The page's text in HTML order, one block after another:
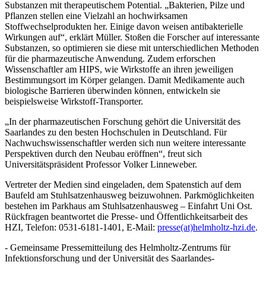
Substanzen mit therapeutischem Potential. „Bakterien, Pilze und
Pflanzen stellen eine Vielzahl an hochwirksamen
Stoffwechselprodukten her. Einige davon weisen antibakterielle
Wirkungen auf“, erklärt Müller. Stoßen die Forscher auf interessante
Substanzen, so optimieren sie diese mit unterschiedlichen Methoden
für die pharmazeutische Anwendung. Zudem erforschen
Wissenschaftler am HIPS, wie Wirkstoffe an ihren jeweiligen
Bestimmungsort im Körper gelangen. Damit Medikamente auch
biologische Barrieren überwinden können, entwickeln sie
beispielsweise Wirkstoff-Transporter.
„In der pharmazeutischen Forschung gehört die Universität des
Saarlandes zu den besten Hochschulen in Deutschland. Für
Nachwuchswissenschaftler werden sich nun weitere interessante
Perspektiven durch den Neubau eröffnen“, freut sich
Universitätspräsident Professor Volker Linneweber.
Vertreter der Medien sind eingeladen, dem Spatenstich auf dem
Baufeld am Stuhlsatzenhausweg beizuwohnen. Parkmöglichkeiten
bestehen im Parkhaus am Stuhlsatzenhausweg – Einfahrt Uni Ost.
Rückfragen beantwortet die Presse- und Öffentlichkeitsarbeit des
HZI, Telefon: 0531-6181-1401, E-Mail: presse(at)helmholtz-hzi.de.
- Gemeinsame Pressemitteilung des Helmholtz-Zentrums für
Infektionsforschung und der Universität des Saarlandes-